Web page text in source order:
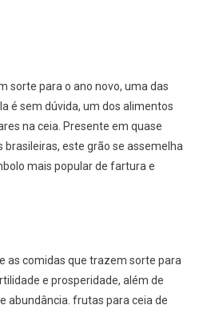
sorte para o ano novo, uma das
é sem dúvida, um dos alimentos
na ceia. Presente em quase
este grão se assemelha
mais popular de fartura e
as comidas que trazem sorte para
e prosperidade, além de
abundância. frutas para ceia de